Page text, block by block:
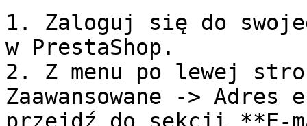
1. Zaloguj się do
w PrestaShop.
2. Z menu po lewej
Zaawansowane ->